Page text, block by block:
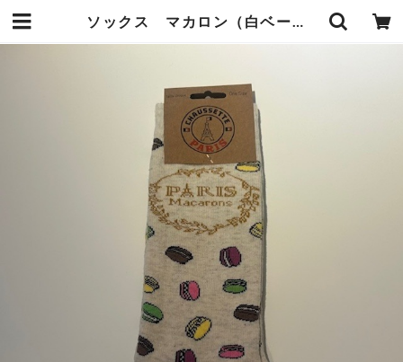
ソックス マカロン（白ベージュ） | オーベルジュ麻布